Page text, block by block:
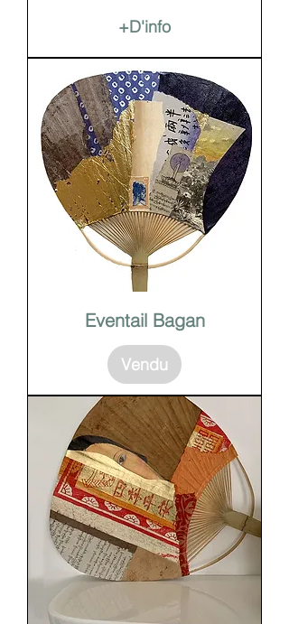
+D'info
Eventail Bagan
Vendu